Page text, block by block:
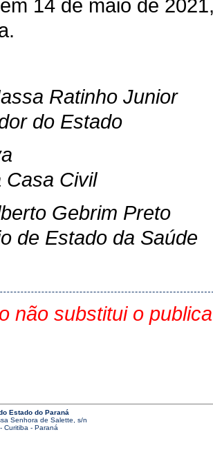
14 de maio de
Ratinho Junior
do Estado
Casa Civil
Gebrim Preto
de Estado da Saúde
não substitui o
Estado do Paraná
Senhora de Salette, s/n
Curitiba - Paraná